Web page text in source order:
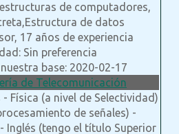
de computadores,
de datos
17 años de experiencia
Sin preferencia
base: 2020-02-17
de Telecomunicación
Física (a nivel de Selectividad)
de señales) -
Inglés (tengo el título Superior